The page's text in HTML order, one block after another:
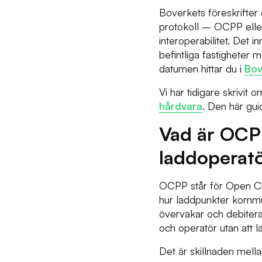
Boverkets föreskrifter
protokoll – OCPP
interoperabilitet. Det
befintliga fastigheter
datumen hittar du i
Vi har tidigare skrivit
hårdvara. Den här
Vad är
OCPP står för Open
hur laddpunkter
övervakar och
och operatör utan att
Det är skillnaden